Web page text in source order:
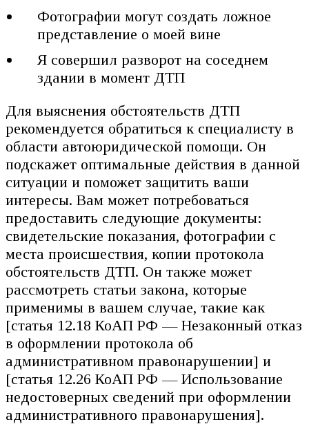
Фотографии могут создать ложное
представление о моей вине
Я совершил разворот на соседнем
здании в момент ДТП
Для выяснения обстоятельств ДТП
рекомендуется обратиться к специалисту в
области автоюридической помощи. Он
подскажет оптимальные действия в данной
ситуации и поможет защитить ваши
интересы. Вам может потребоваться
предоставить следующие документы:
свидетельские показания, фотографии с
места происшествия, копии протокола
обстоятельств ДТП. Он также может
рассмотреть статьи закона, которые
применимы в вашем случае, такие как
[статья 12.18 КоАП РФ — Незаконный отказ
в оформлении протокола об
административном правонарушении] и
[статья 12.26 КоАП РФ — Использование
недостоверных сведений при оформлении
административного правонарушения].